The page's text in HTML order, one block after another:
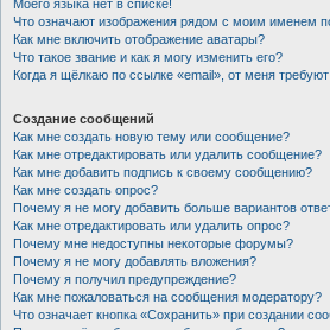
Моего языка нет в списке!
Что означают изображения рядом с моим именем
Как мне включить отображение аватары?
Что такое звание и как я могу изменить его?
Когда я щёлкаю по ссылке «email», от меня
Создание сообщений
Как мне создать новую тему или сообщение?
Как мне отредактировать или удалить сообщение?
Как мне добавить подпись к своему сообщению?
Как мне создать опрос?
Почему я не могу добавить больше вариантов
Как мне отредактировать или удалить опрос?
Почему мне недоступны некоторые форумы?
Почему я не могу добавлять вложения?
Почему я получил предупреждение?
Как мне пожаловаться на сообщения модератору?
Что означает кнопка «Сохранить» при создании